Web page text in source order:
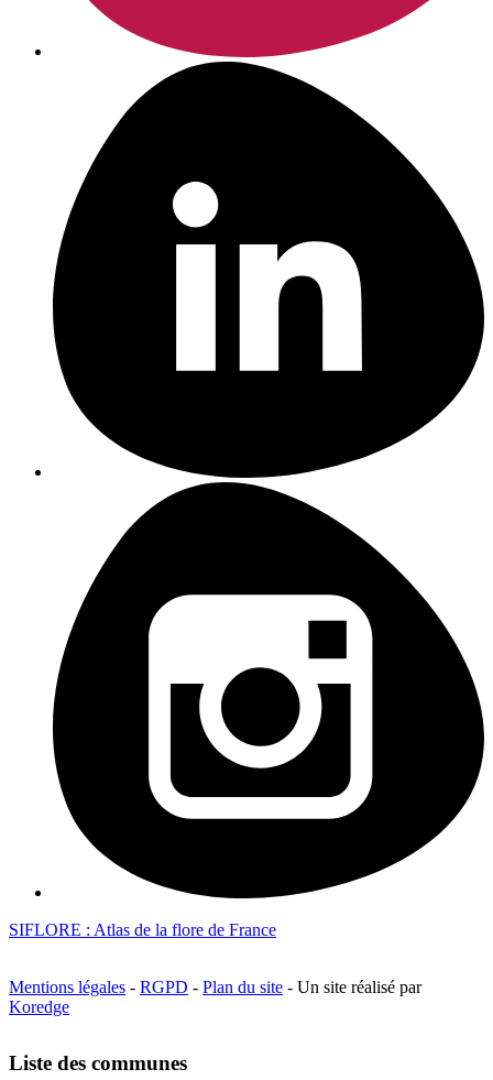
SIFLORE : Atlas de la flore de France
Mentions légales - RGPD - Plan du site - Un site réalisé par
Koredge
Liste des communes